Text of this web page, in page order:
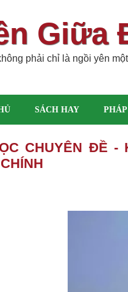
Giữa
phải chỉ là ngồi yên
SÁCH HAY
CHUYÊN ĐỀ -